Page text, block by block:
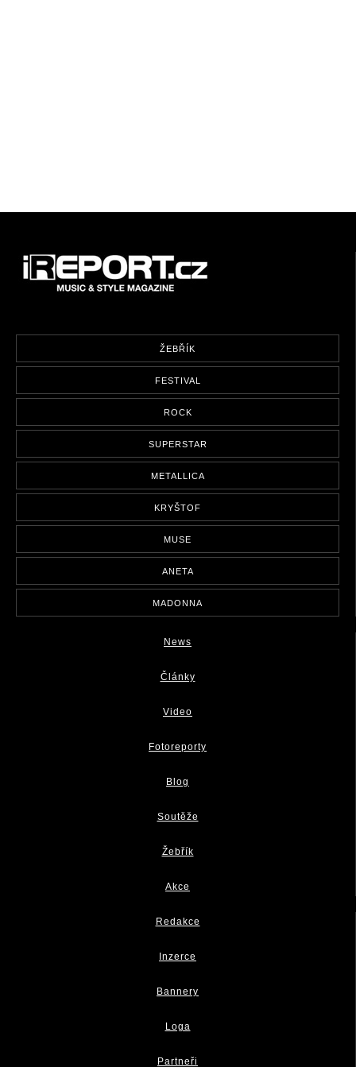
ŽEBŘÍK
FESTIVAL
ROCK
SUPERSTAR
METALLICA
KRYŠTOF
MUSE
ANETA
MADONNA
News
Články
Video
Fotoreporty
Blog
Soutěže
Žebřík
Akce
Redakce
Inzerce
Bannery
Loga
Partneři